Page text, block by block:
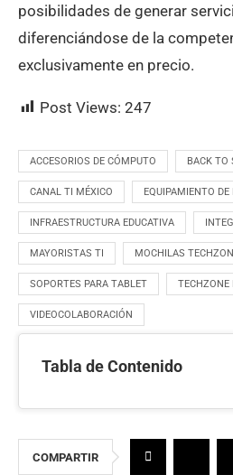
posibilidades de generar
diferenciándose de la
exclusivamente en precio.
Post Views: 247
ACCESORIOS DE CÓMPUTO BACK TO
CANAL TI MÉXICO EQUIPAMIENTO DE
INFRAESTRUCTURA EDUCATIVA
MAYORISTAS TI MOCHILAS
SOPORTES PARA TABLET TECHZONE
VIDEOCOLABORACIÓN
Tabla de Contenido
COMPARTIR